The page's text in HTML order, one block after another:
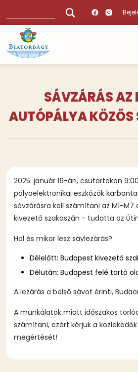
tartalomra
SÁVZÁRÁS AZ
AUTÓPÁLYA
2025. január 16-án, csütörtökön
pályaelektronikai eszközök
sávzárásra kell számítani az M1-M7
kivezető szakaszán - tudatta az
Hol és mikor lesz sávlezárás?
Délelőtt: Budapest kivezető
Délután: Budapest felé tartó
A lezárás a belső sávot érinti,
A munkálatok miatt időszakos
számítani, ezért kérjük a
megértését!